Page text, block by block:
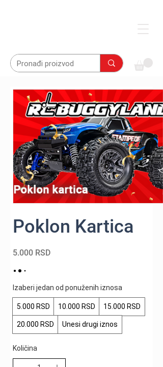
Poklon Kartica
5.000 RSD
Izaberi jedan od ponuženih iznosa
5.000 RSD 10.000 RSD 15.000 RSD
20.000 RSD Unesi drugi iznos
Količina